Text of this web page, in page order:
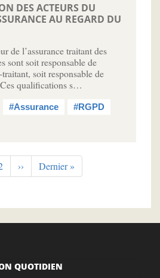
DES ACTEURS DU
AU REGARD DU
de l’assurance traitant des
sont soit responsable de
soit responsable de
qualifications s…
#Assurance #RGPD
Page
suivante
››
Dernière
page
Dernier »
QUOTIDIEN